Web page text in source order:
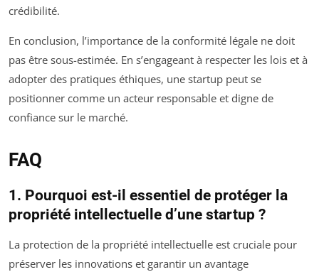
crédibilité.
En conclusion, l’importance de la conformité légale ne doit
pas être sous-estimée. En s’engageant à respecter les lois et à
adopter des pratiques éthiques, une startup peut se
positionner comme un acteur responsable et digne de
confiance sur le marché.
FAQ
1. Pourquoi est-il essentiel de protéger la
propriété intellectuelle d’une startup ?
La protection de la propriété intellectuelle est cruciale pour
préserver les innovations et garantir un avantage